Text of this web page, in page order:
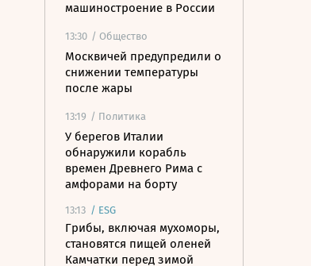
машиностроение в России
13:30 / Общество
Москвичей предупредили о
снижении температуры
после жары
13:19 / Политика
У берегов Италии
обнаружили корабль
времен Древнего Рима с
амфорами на борту
13:13 / ESG
Грибы, включая мухоморы,
становятся пищей оленей
Камчатки перед зимой